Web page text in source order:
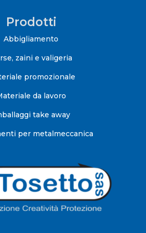
Prodotti
Abbigliamento
zaini e valigeria
promozionale
da lavoro
take away
per metalmeccanica